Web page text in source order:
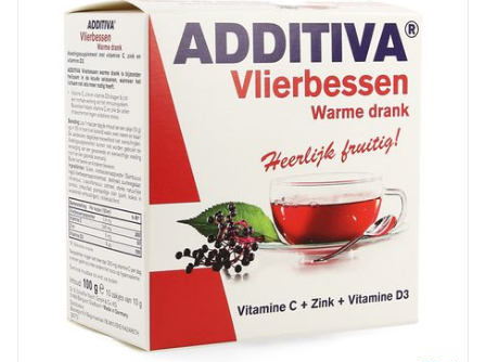
Diepte 76 mm
Hoeveelheid
Verpakking
200
Behoud
Kamertemperatuur (15°C -
25°C)